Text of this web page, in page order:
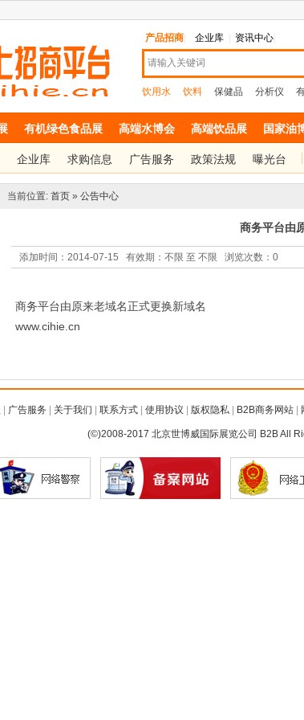
产品招商 企业库 资讯中心
饮用水
饮料 保健品 分析仪
有机绿色食品展 高端水博会 高端饮品展 国家油
企业库 求购信息 广告服务 政策法规 曝光台
当前位置: 首页 » 公告中心
商务平台由
添加时间：2014-07-15 有效期：不限 至 不限 浏览次数： 0
商务平台由原来老域名正式更换新域名
www.cihie.cn
广告服务 关于我们 联系方式| 使用协议 版权隐私| B2B商务网站|
(©)2008-2017 北京世博威国际展览公司 B2B All